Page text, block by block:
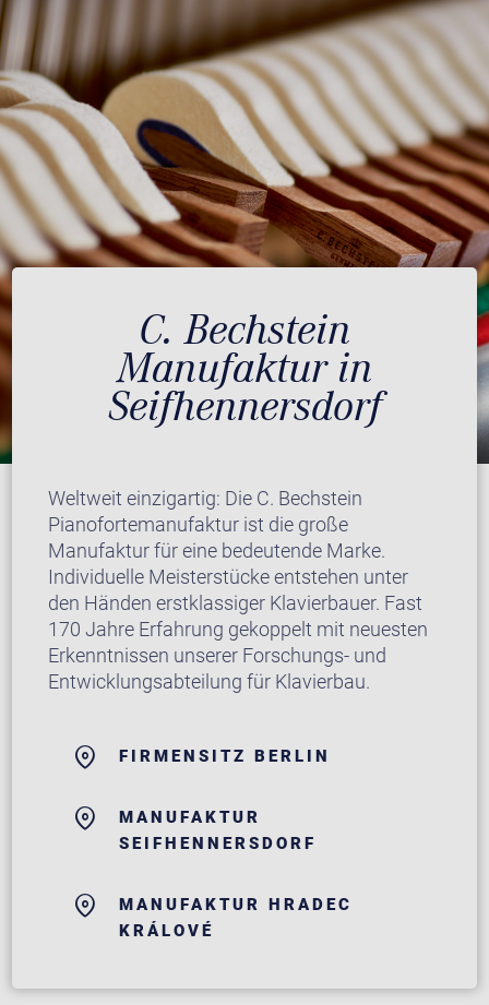
C. Bechstein
Manufaktur in
Seifhennersdorf
Weltweit einzigartig: Die C. Bechstein
Pianofortemanufaktur ist die große
Manufaktur für eine bedeutende Marke.
Individuelle Meisterstücke entstehen unter
den Händen erstklassiger Klavierbauer. Fast
170 Jahre Erfahrung gekoppelt mit neuesten
Erkenntnissen unserer Forschungs- und
Entwicklungsabteilung für Klavierbau.
FIRMENSITZ BERLIN
MANUFAKTUR
SEIFHENNERSDORF
MANUFAKTUR HRADEC
KRÁLOVÉ